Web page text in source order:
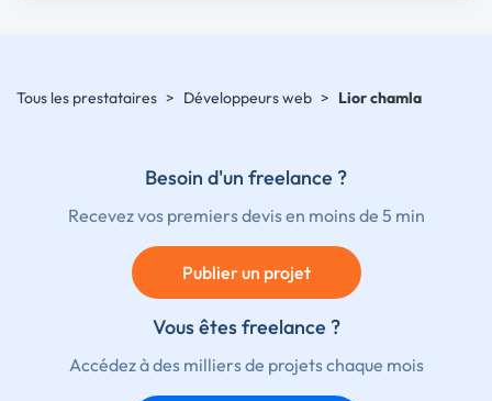
Tous les prestataires > Développeurs web > Lior chamla
Besoin d'un freelance ?
Recevez vos premiers devis en moins de 5 min
Publier un projet
Vous êtes freelance ?
Accédez à des milliers de projets chaque mois